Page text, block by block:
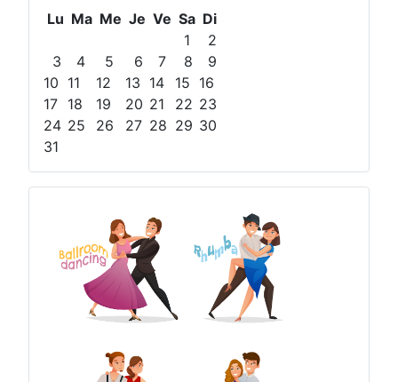
Lu Ma Me Je Ve Sa Di
1
2
3
4 5 6 7 8
9
10 11 12 13 14 15 16
17 18 19 20 21 22 23
24 25 26 27 28 29 30
31